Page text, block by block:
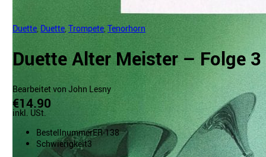
Duette Duette ,Trompete ,Tenorhorn
Duette Alter Meister – Folge 3
Bearbeitet von John Lesny
€14.90
inkl. USt.
BestellnummerER-138
Schwierigkeit3